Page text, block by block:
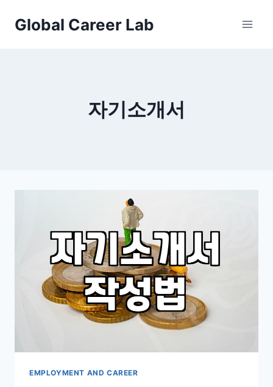
Global Career Lab
자기소개서
EMPLOYMENT AND CAREER